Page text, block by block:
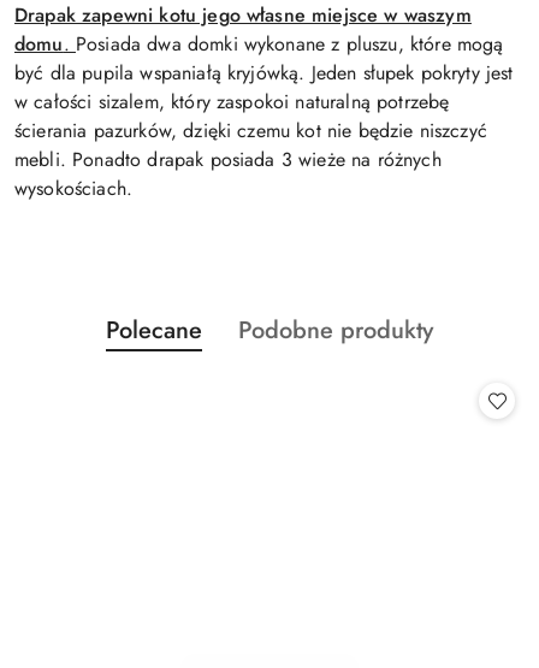
Drapak zapewni kotu jego własne miejsce w waszym
domu. Posiada dwa domki wykonane z pluszu, które mogą
być dla pupila wspaniałą kryjówką. Jeden słupek pokryty jest
w całości sizalem, który zaspokoi naturalną potrzebę
ścierania pazurków, dzięki czemu kot nie będzie niszczyć
mebli. Ponadto drapak posiada 3 wieże na różnych
wysokościach.
Pomiń karuzelę produktów
Produkty
o
Polecane
Produkty
Podobne produkty